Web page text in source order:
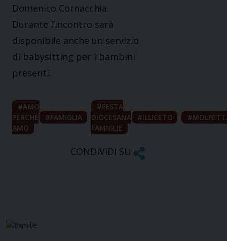
Domenico Cornacchia.
Durante l’incontro sarà
disponibile anche un servizio
di babysitting per i bambini
presenti.
AMO
PERCHÈ
AMO
FAMIGLIA
FESTA
DIOCESANA
FAMIGLIE
ILLICETO
CONDIVIDI SU